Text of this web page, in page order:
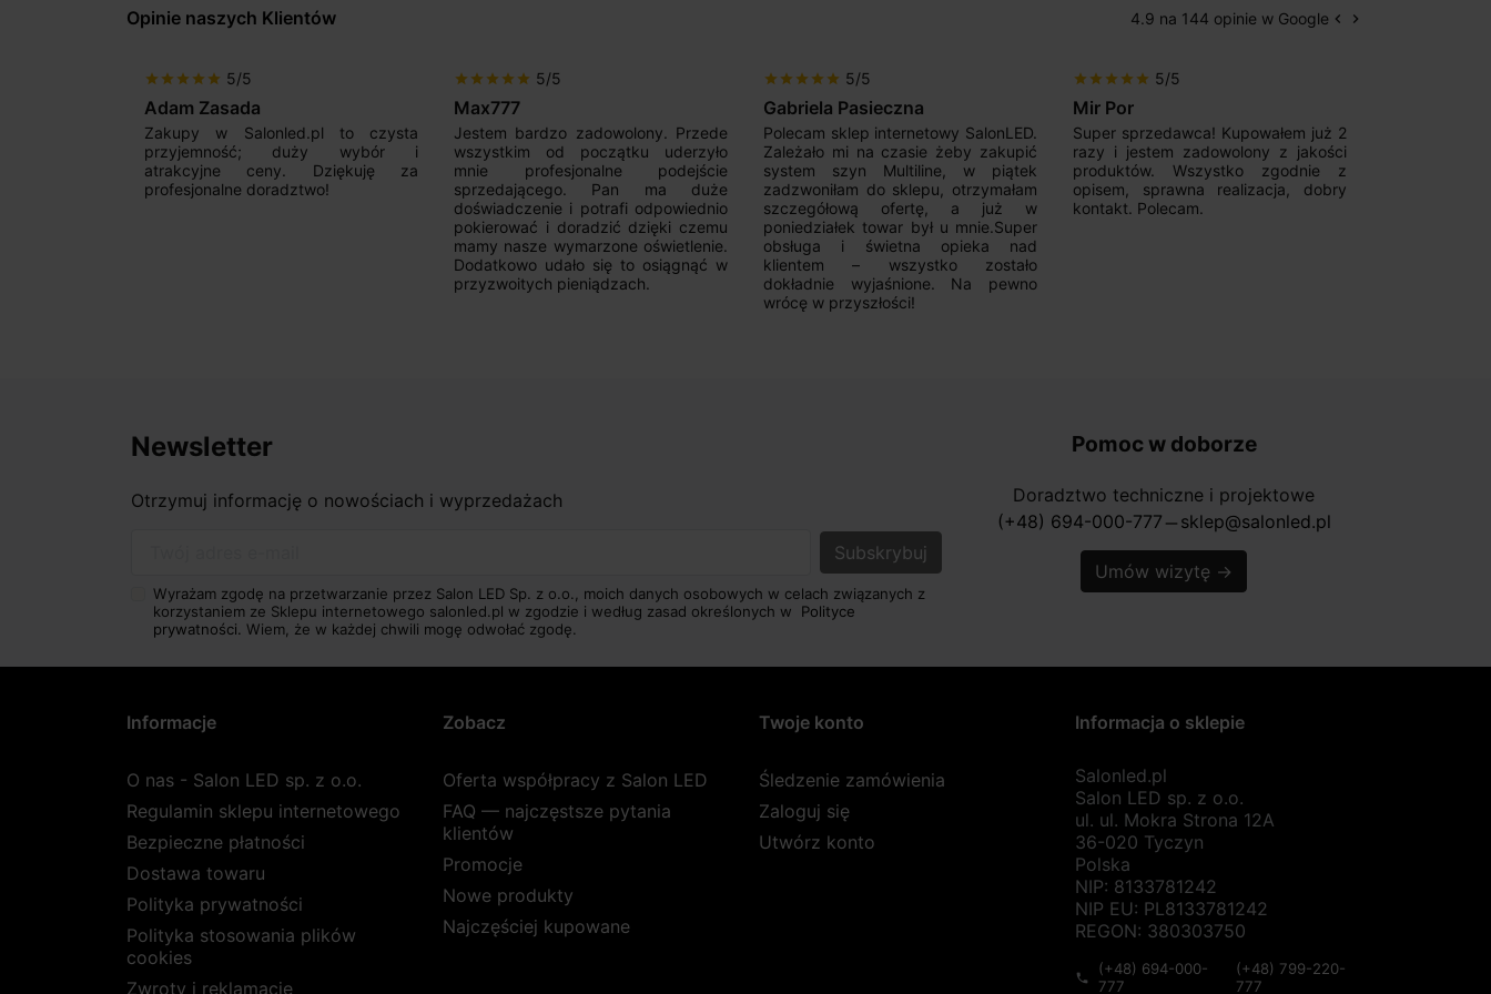
Opinie naszych Klientów 4.9 na 144 opinie w Google Poprzedni
keyboard_arrow_left Następny
keyboard_arrow_right
star star star star star 5/5
Adam Zasada
Zakupy w Salonled.pl to czysta
przyjemność; duży wybór i
atrakcyjne ceny. Dziękuję za
profesjonalne doradztwo!
star star star star star 5/5
Max777
Jestem bardzo zadowolony. Przede
wszystkim od początku uderzyło
mnie profesjonalne podejście
sprzedającego. Pan ma duże
doświadczenie i potrafi odpowiednio
pokierować i doradzić dzięki czemu
mamy nasze wymarzone oświetlenie.
Dodatkowo udało się to osiągnąć w
przyzwoitych pieniądzach.
star star star star star 5/5
Gabriela Pasieczna
Polecam sklep internetowy SalonLED.
Zależało mi na czasie żeby zakupić
system szyn Multiline, w piątek
zadzwoniłam do sklepu, otrzymałam
szczegółową ofertę, a już w
poniedziałek towar był u mnie.Super
obsługa i świetna opieka nad
klientem – wszystko zostało
dokładnie wyjaśnione. Na pewno
wrócę w przyszłości!
star star star star star 5/5
Mir Por
Super sprzedawca! Kupowałem już 2
razy i jestem zadowolony z jakości
produktów. Wszystko zgodnie z
opisem, sprawna realizacja, dobry
kontakt. Polecam.
Newsletter
Otrzymuj informację o nowościach i wyprzedażach
Wyrażam zgodę na przetwarzanie przez Salon LED Sp. z o.o., moich danych osobowych w celach związanych z
korzystaniem ze Sklepu internetowego salonled.pl w zgodzie i według zasad określonych w Polityce
prywatności. Wiem, że w każdej chwili mogę odwołać zgodę.
Pomoc w doborze
Doradztwo techniczne i projektowe
(+48) 694-000-777 horizontal_rule sklep@salonled.pl
Umów wizytę →
Informacje
O nas - Salon LED sp. z o.o.
Regulamin sklepu internetowego
Bezpieczne płatności
Dostawa towaru
Polityka prywatności
Polityka stosowania plików
cookies
Zwroty i reklamacje
Zobacz
Oferta współpracy z Salon LED
FAQ — najczęstsze pytania
klientów
Promocje
Nowe produkty
Najczęściej kupowane
Twoje konto
Śledzenie zamówienia
Zaloguj się
Utwórz konto
Informacja o sklepie
Salonled.pl
Salon LED sp. z o.o.
ul. ul. Mokra Strona 12A
36-020 Tyczyn
Polska
NIP: 8133781242
NIP EU: PL8133781242
REGON: 380303750
phone
(+48) 694-000-
777
(+48) 799-220-
777